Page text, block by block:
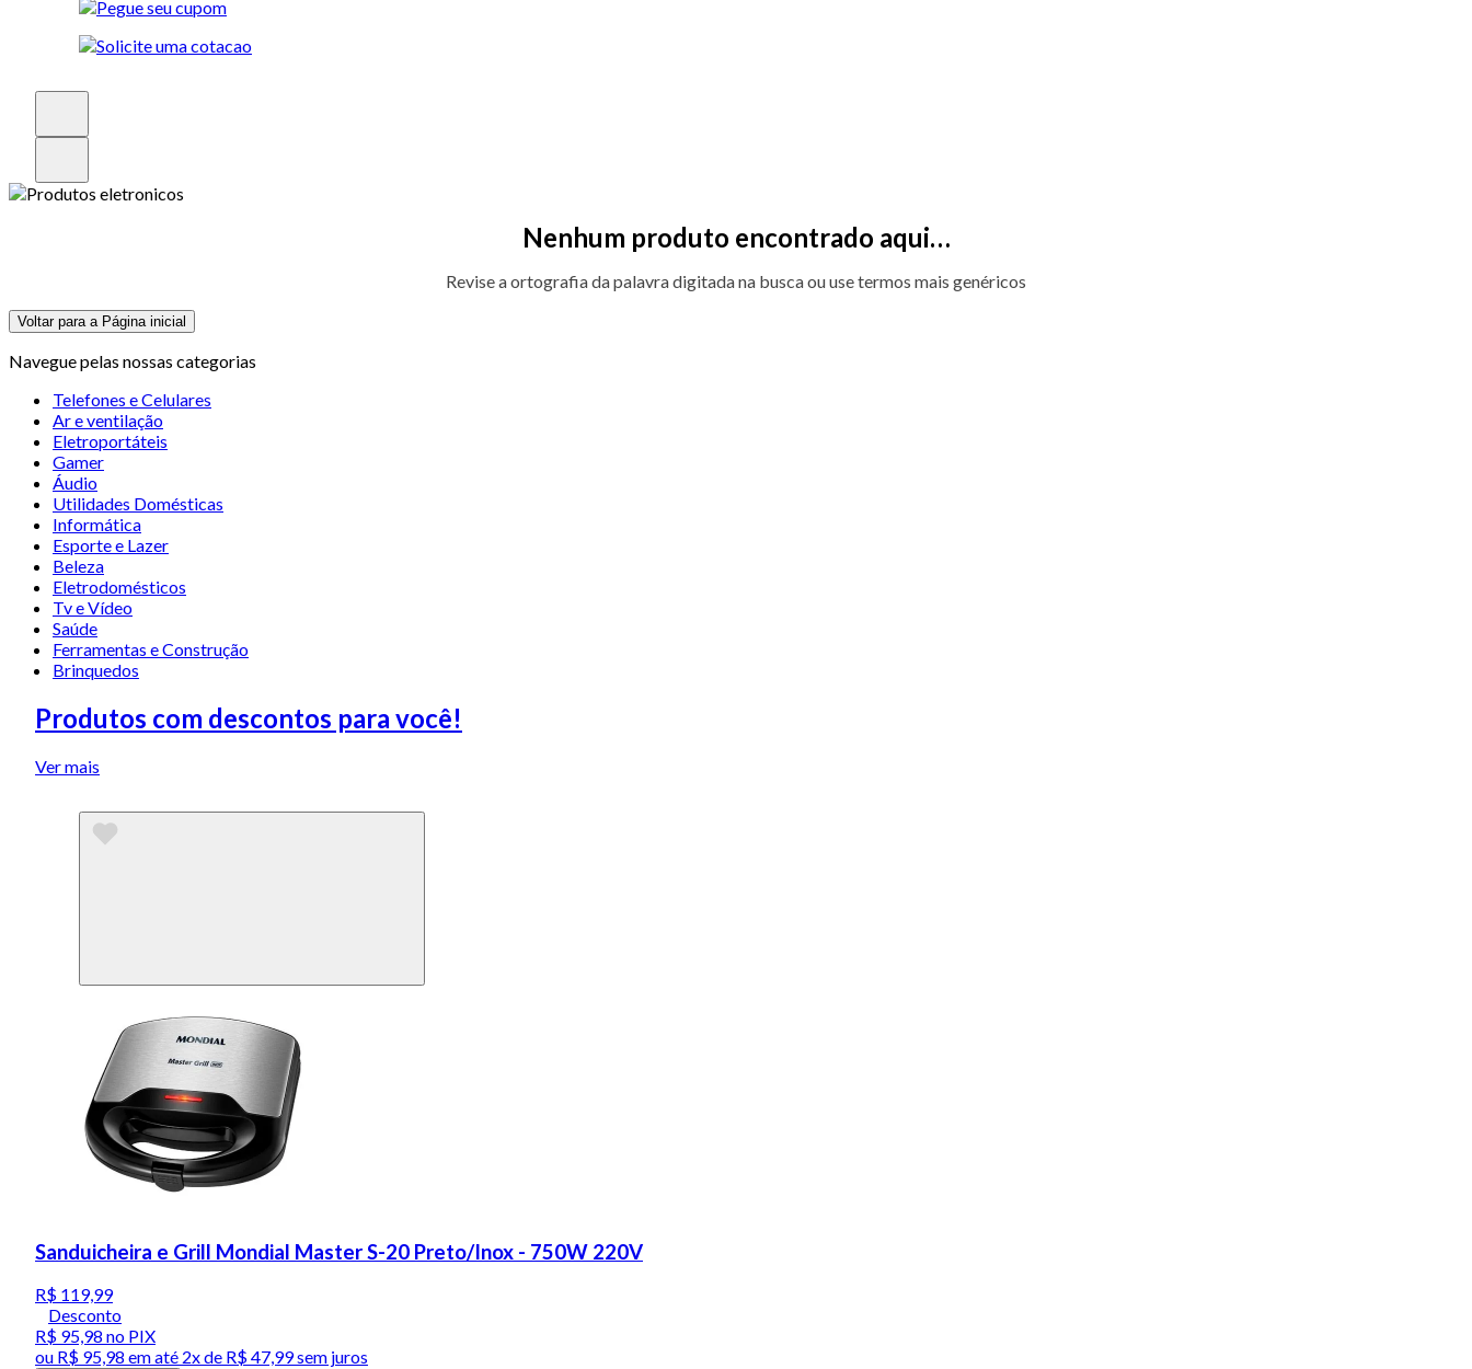
Nenhum produto encontrado aqui…
Revise a ortografia da palavra digitada na busca ou use termos mais genéricos
Voltar para a Página inicial
Navegue pelas nossas categorias
Telefones e Celulares
Ar e ventilação
Eletroportáteis
Gamer
Áudio
Utilidades Domésticas
Informática
Esporte e Lazer
Beleza
Eletrodomésticos
Tv e Vídeo
Saúde
Ferramentas e Construção
Brinquedos
Produtos com descontos para você!
Ver mais
Sanduicheira e Grill Mondial Master S-20 Preto/Inox - 750W 220V
R$ 119,99
Desconto
R$ 95,98 no PIX
ou R$ 95,98 em até 2x de R$ 47,99 sem juros